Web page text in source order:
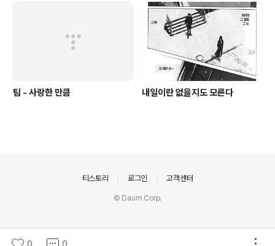
팀 - 사랑한 만큼 내일이란 없을지도 모른다
티스토리 로그인 고객센터
© Daum Corp.